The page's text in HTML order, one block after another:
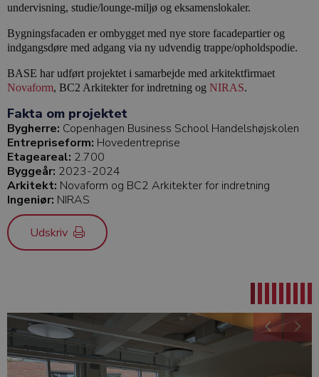
undervisning, studie/lounge-miljø og eksamenslokaler.
Bygningsfacaden er ombygget med nye store facadepartier og
indgangsdøre med adgang via ny udvendig trappe/opholdspodie.
BASE har udført projektet i samarbejde med arkitektfirmaet
Novaform, BC2 Arkitekter for indretning og NIRAS.
Fakta om projektet
Bygherre: Copenhagen Business School Handelshøjskolen
Entrepriseform: Hovedentreprise
Etageareal: 2.700
Byggeår: 2023-2024
Arkitekt: Novaform og BC2 Arkitekter for indretning
Ingeniør: NIRAS
Udskriv